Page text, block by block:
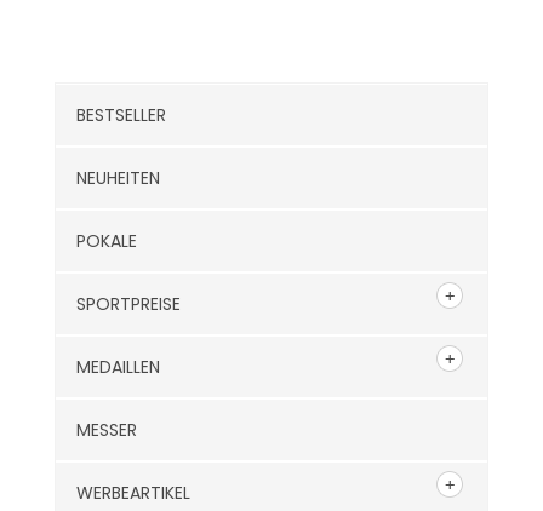
BESTSELLER
NEUHEITEN
POKALE
SPORTPREISE
MEDAILLEN
MESSER
WERBEARTIKEL